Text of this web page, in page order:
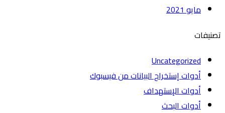
مايو 2021
تصنيفات
Uncategorized
أدوات إستخراج البيانات من فيسبوك
أدوات الإستهداف
أدوات البحث